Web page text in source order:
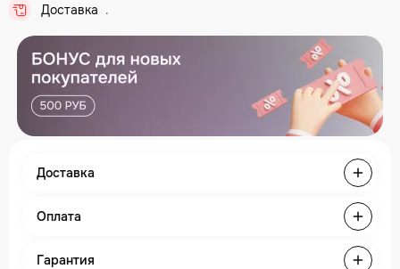
Доставка ..
Доставка
Оплата
Гарантия